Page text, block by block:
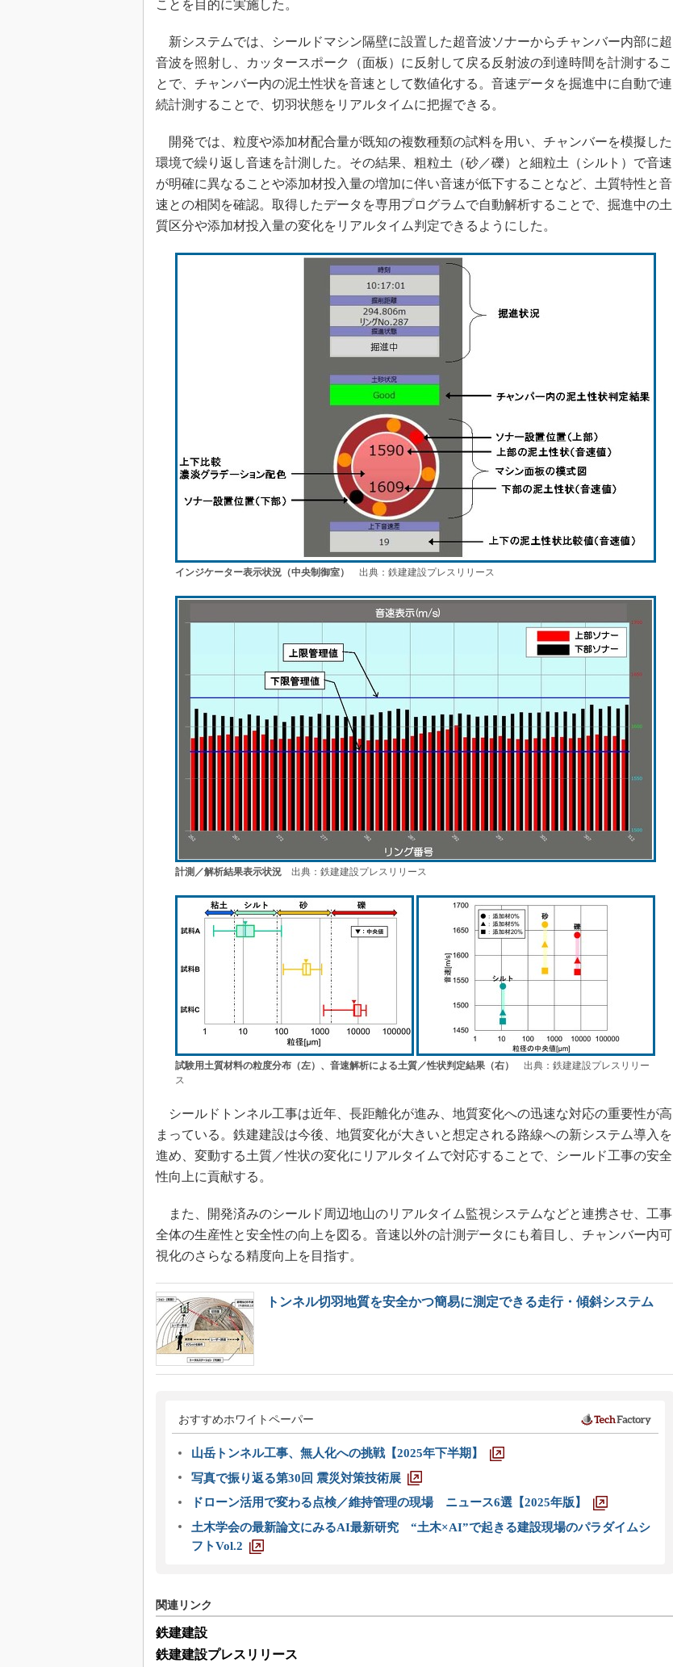
ことを目的に実施した。
新システムでは、シールドマシン隔壁に設置した超音波ソナーからチャンバー内部に超
音波を照射し、カッタースポーク（面板）に反射して戻る反射波の到達時間を計測するこ
とで、チャンバー内の泥土性状を音速として数値化する。音速データを掘進中に自動で連
続計測することで、切羽状態をリアルタイムに把握できる。
開発では、粒度や添加材配合量が既知の複数種類の試料を用い、チャンバーを模擬した
環境で繰り返し音速を計測した。その結果、粗粒土（砂／礫）と細粒土（シルト）で音速
が明確に異なることや添加材投入量の増加に伴い音速が低下することなど、土質特性と音
速との相関を確認。取得したデータを専用プログラムで自動解析することで、掘進中の土
質区分や添加材投入量の変化をリアルタイム判定できるようにした。
インジケーター表示状況（中央制御室） 出典：鉄建建設プレスリリース
計測／解析結果表示状況出典：鉄建建設プレスリリース
試験用土質材料の粒度分布（左）、音速解析による土質／性状判定結果（右）
出典：鉄建建設プレスリリー
ス
シールドトンネル工事は近年、長距離化が進み、地質変化への迅速な対応の重要性が高
まっている。鉄建建設は今後、地質変化が大きいと想定される路線への新システム導入を
進め、変動する土質／性状の変化にリアルタイムで対応することで、シールド工事の安全
性向上に貢献する。
また、開発済みのシールド周辺地山のリアルタイム監視システムなどと連携させ、工事
全体の生産性と安全性の向上を図る。音速以外の計測データにも着目し、チャンバー内可
視化のさらなる精度向上を目指す。
トンネル切羽地質を安全かつ簡易に測定できる走行・傾斜システム
おすすめホワイトペーパー
山岳トンネル工事、無人化への挑戦【2025年下半期】
写真で振り返る第30回 震災対策技術展
ドローン活用で変わる点検／維持管理の現場 ニュース6選【2025年版】
土木学会の最新論文にみるAI最新研究 “土木×AI”で起きる建設現場のパラダイムシ
フトVol.2
関連リンク
鉄建建設
鉄建建設プレスリリース